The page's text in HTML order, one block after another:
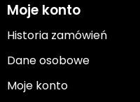
Moje konto
Historia zamówień
Dane osobowe
Moje konto